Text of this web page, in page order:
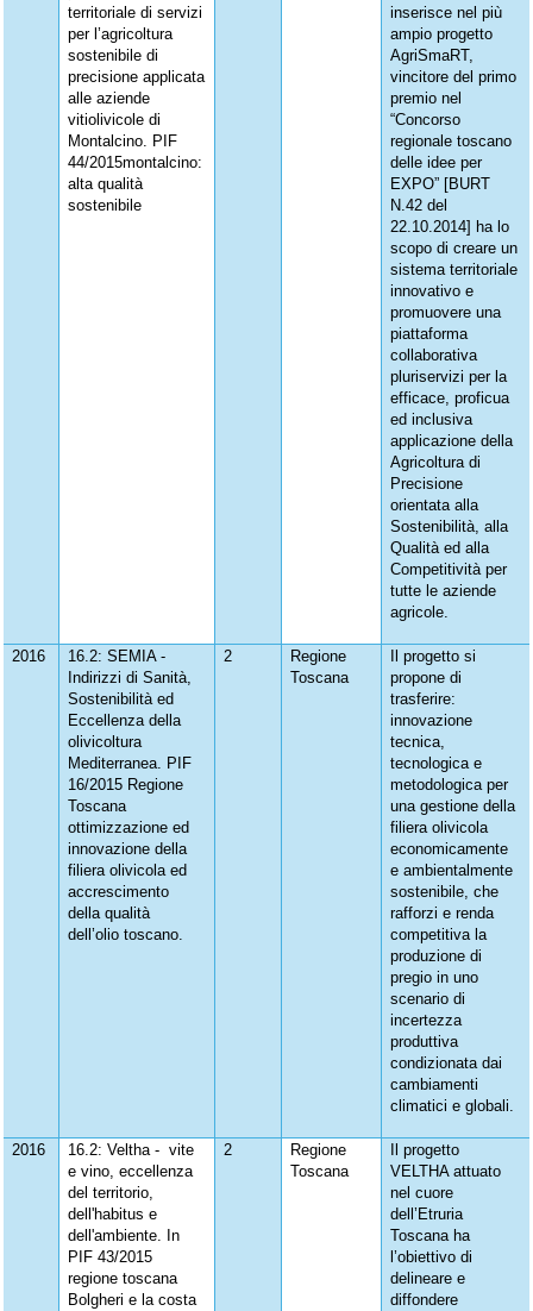
territoriale di servizi
per l’agricoltura
sostenibile di
precisione applicata
alle aziende
vitiolivicole di
Montalcino. PIF
44/2015montalcino:
alta qualità
sostenibile
inserisce nel più
ampio progetto
AgriSmaRT,
vincitore del primo
premio nel
“Concorso
regionale toscano
delle idee per
EXPO” [BURT
N.42 del
22.10.2014] ha lo
scopo di creare un
sistema territoriale
innovativo e
promuovere una
piattaforma
collaborativa
pluriservizi per la
efficace, proficua
ed inclusiva
applicazione della
Agricoltura di
Precisione
orientata alla
Sostenibilità, alla
Qualità ed alla
Competitività per
tutte le aziende
agricole.
2016
16.2: SEMIA -
Indirizzi di Sanità,
Sostenibilità ed
Eccellenza della
olivicoltura
Mediterranea. PIF
16/2015 Regione
Toscana
ottimizzazione ed
innovazione della
filiera olivicola ed
accrescimento
della qualità
dell’olio toscano.
2
Regione
Toscana
Il progetto si
propone di
trasferire:
innovazione
tecnica,
tecnologica e
metodologica per
una gestione della
filiera olivicola
economicamente
e ambientalmente
sostenibile, che
rafforzi e renda
competitiva la
produzione di
pregio in uno
scenario di
incertezza
produttiva
condizionata dai
cambiamenti
climatici e globali.
2016
16.2: Veltha - vite
e vino, eccellenza
del territorio,
dell'habitus e
dell'ambiente. In
PIF 43/2015
regione toscana
Bolgheri e la costa
2
Regione
Toscana
Il progetto
VELTHA attuato
nel cuore
dell’Etruria
Toscana ha
l’obiettivo di
delineare e
diffondere